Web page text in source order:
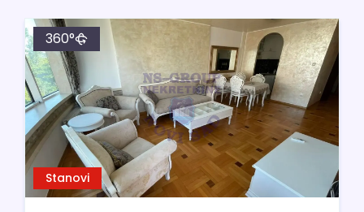
Stanovi
360°